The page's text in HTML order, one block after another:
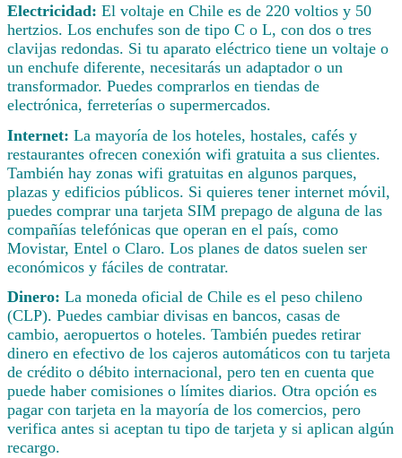
Electricidad: El voltaje en Chile es de 220 voltios y 50
hertzios. Los enchufes son de tipo C o L, con dos o tres
clavijas redondas. Si tu aparato eléctrico tiene un voltaje o
un enchufe diferente, necesitarás un adaptador o un
transformador. Puedes comprarlos en tiendas de
electrónica, ferreterías o supermercados.
Internet: La mayoría de los hoteles, hostales, cafés y
restaurantes ofrecen conexión wifi gratuita a sus clientes.
También hay zonas wifi gratuitas en algunos parques,
plazas y edificios públicos. Si quieres tener internet móvil,
puedes comprar una tarjeta SIM prepago de alguna de las
compañías telefónicas que operan en el país, como
Movistar, Entel o Claro. Los planes de datos suelen ser
económicos y fáciles de contratar.
Dinero: La moneda oficial de Chile es el peso chileno
(CLP). Puedes cambiar divisas en bancos, casas de
cambio, aeropuertos o hoteles. También puedes retirar
dinero en efectivo de los cajeros automáticos con tu tarjeta
de crédito o débito internacional, pero ten en cuenta que
puede haber comisiones o límites diarios. Otra opción es
pagar con tarjeta en la mayoría de los comercios, pero
verifica antes si aceptan tu tipo de tarjeta y si aplican algún
recargo.